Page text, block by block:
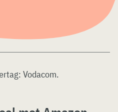
Vodacom.